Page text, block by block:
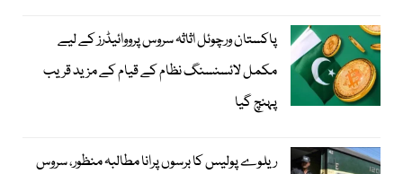
پاکستان ورچوئل اثاثہ سروس پرووائیڈرز کے لیے
مکمل لائسنسنگ نظام کے قیام کے مزید قریب
پہنچ گیا
ریلوے پولیس کا برسوں پرانا مطالبہ منظور، سروس